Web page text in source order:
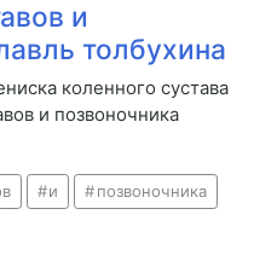
и
толбухина
коленного сустава
и позвоночника
и позвоночника